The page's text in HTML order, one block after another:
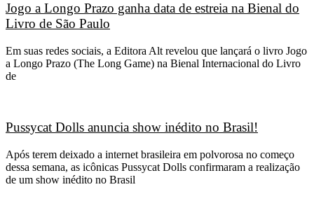
Jogo a Longo Prazo ganha data de estreia na Bienal do
Livro de São Paulo
Em suas redes sociais, a Editora Alt revelou que lançará o livro Jogo
a Longo Prazo (The Long Game) na Bienal Internacional do Livro
de
Pussycat Dolls anuncia show inédito no Brasil!
Após terem deixado a internet brasileira em polvorosa no começo
dessa semana, as icônicas Pussycat Dolls confirmaram a realização
de um show inédito no Brasil